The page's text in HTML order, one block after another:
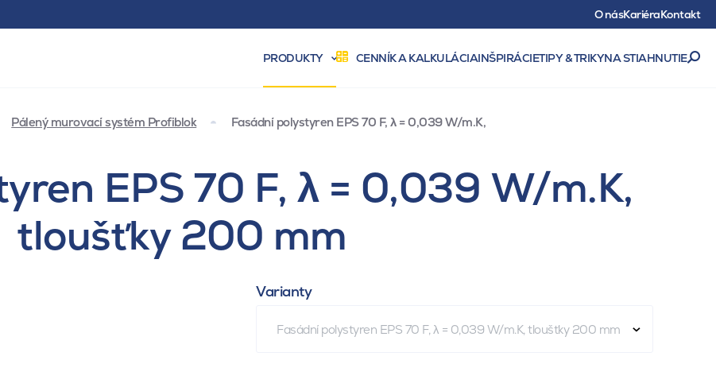
O násKariéraKontakt
PRODUKTY CENNÍK A KALKULÁCIAINŠPIRÁCIETIPY & TRIKYNA STIAHNUTIE
Pálený murovací systém Profiblok Fasádní polystyren EPS 70 F, λ = 0,039 W/m.K,
EPS 70 F, λ = 0,039 W/m.K,
tloušťky 200 mm
Varianty
Fasádní polystyren EPS 70 F, λ = 0,039 W/m.K, tloušťky 200 mm